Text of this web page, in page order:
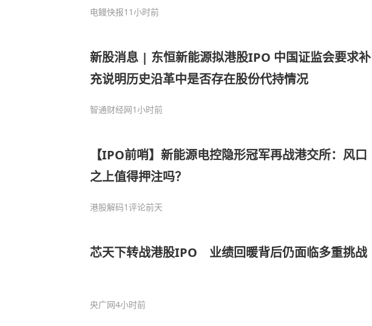
电鳗快报11小时前
新股消息 | 东恒新能源拟港股IPO 中国证监会要求补
充说明历史沿革中是否存在股份代持情况
智通财经网1小时前
【IPO前哨】新能源电控隐形冠军再战港交所：风口
之上值得押注吗？
港股解码1评论前天
芯天下转战港股IPO 业绩回暖背后仍面临多重挑战
央广网4小时前